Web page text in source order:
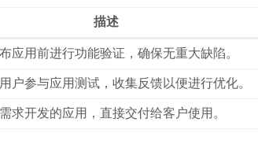
描述
应用前进行功能验证，确保无重大缺陷。
户参与应用测试，收集反馈以便进行优化。
求开发的应用，直接交付给客户使用。